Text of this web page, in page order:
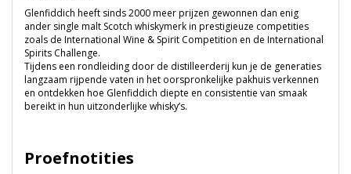
Glenfiddich heeft sinds 2000 meer prijzen gewonnen dan enig
ander single malt Scotch whiskymerk in prestigieuze competities
zoals de International Wine & Spirit Competition en de International
Spirits Challenge.
Tijdens een rondleiding door de distilleerderij kun je de generaties
langzaam rijpende vaten in het oorspronkelijke pakhuis verkennen
en ontdekken hoe Glenfiddich diepte en consistentie van smaak
bereikt in hun uitzonderlijke whisky’s.
Proefnotities